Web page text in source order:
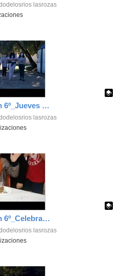
lasrozas
Proyecto Inmersión 6º_Jueves 7 octubre_Presentación Ecoproyectos_CEIP FDLR_Las Rozas
lasrozas
Proyecto Inmersión 6º_Celebración cumpleañera nocturna_CEIP FDLR_Las Rozas
lasrozas